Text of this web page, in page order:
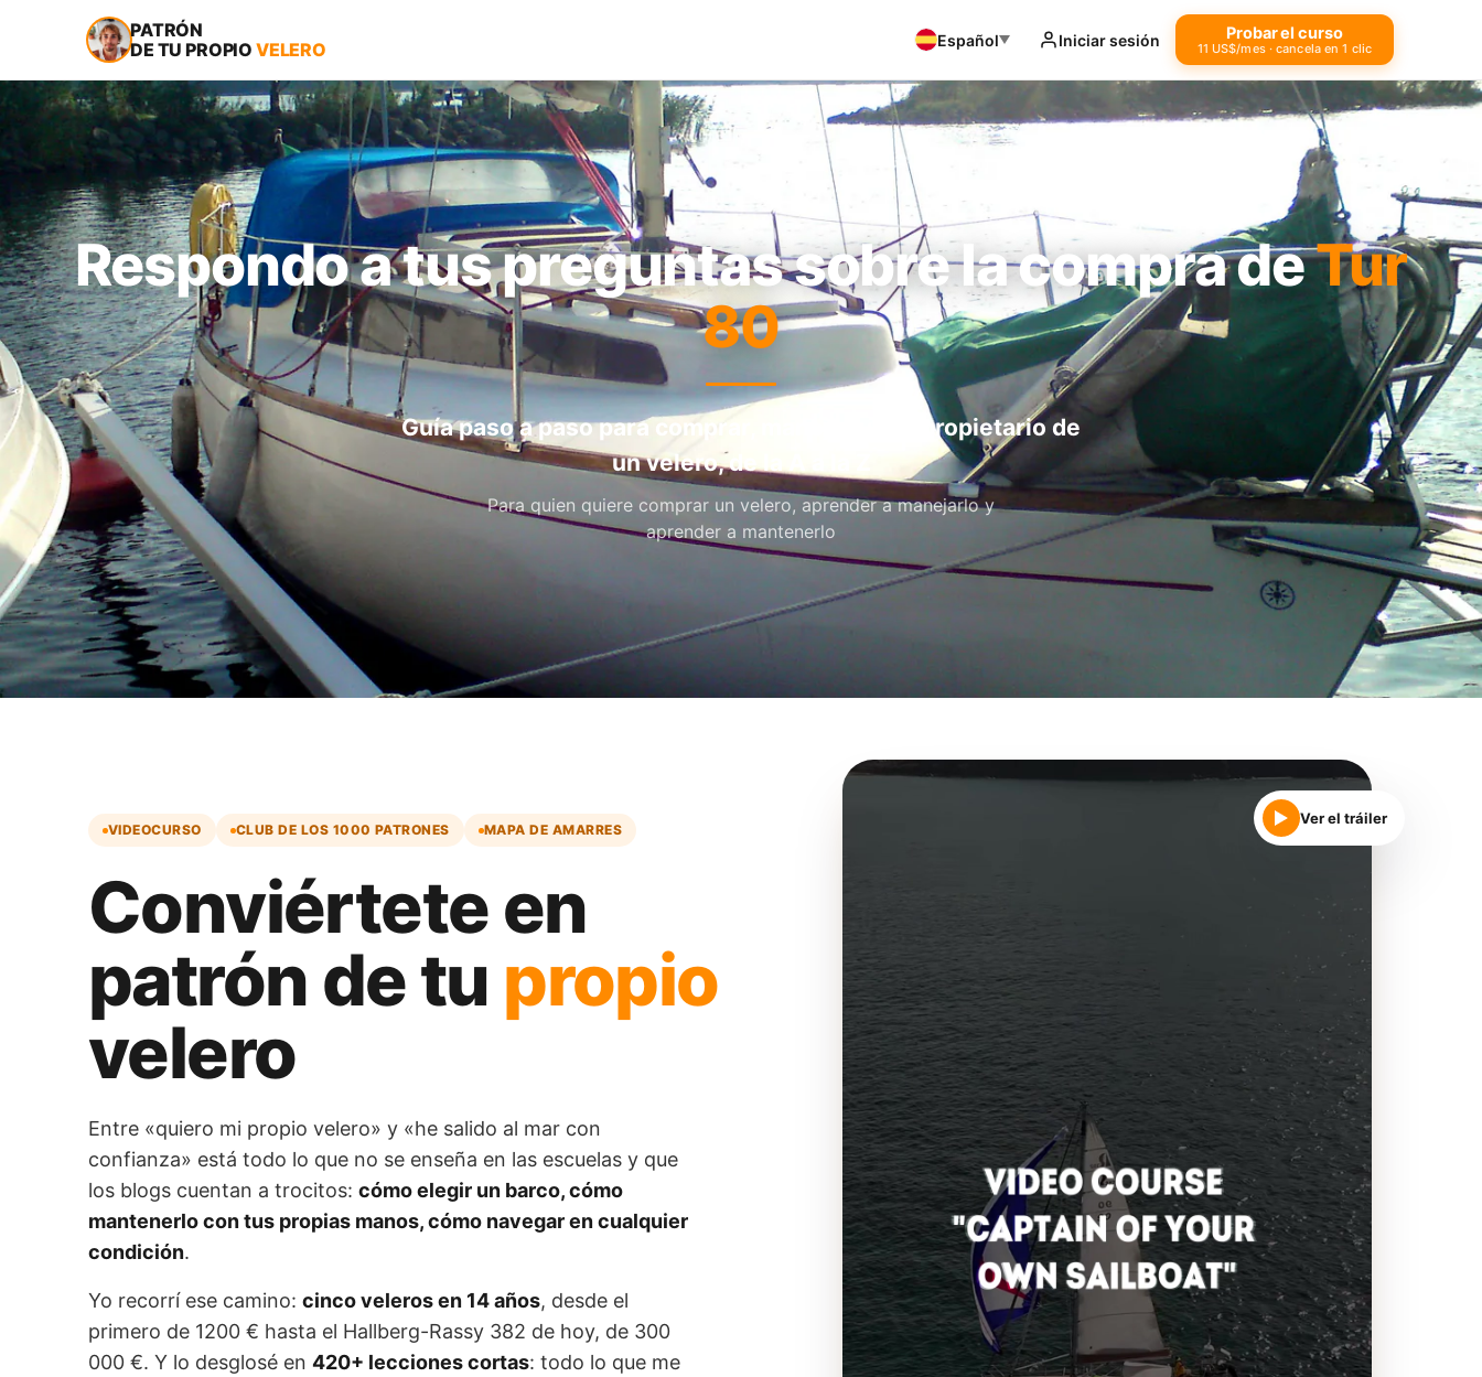
PATRÓN
DE TU PROPIO VELERO Español Iniciar sesión Probar el curso
11 US$/mes · cancela en 1 clic
Respondo a tus preguntas sobre la compra deTur
80
Guía paso a paso para comprar, manejar y ser propietario de
un velero, de la A a la Z
Para quien quiere comprar un velero, aprender a manejarlo y
aprender a mantenerlo
VIDEOCURSO CLUB DE LOS 1000 PATRONES MAPA DE AMARRES
Conviértete en
patrón de tu propio
velero
Entre «quiero mi propio velero» y «he salido al mar con
confianza» está todo lo que no se enseña en las escuelas y que
los blogs cuentan a trocitos: cómo elegir un barco, cómo
mantenerlo con tus propias manos, cómo navegar en cualquier
condición.
Yo recorrí ese camino: cinco veleros en 14 años, desde el
primero de 1200 € hasta el Hallberg-Rassy 382 de hoy, de 300
000 €. Y lo desglosé en 420+ lecciones cortas: todo lo que me
Ver el tráiler